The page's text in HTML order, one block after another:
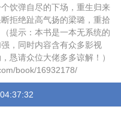
饮弹自尽的下场，重生归来
拒绝趾高气扬的梁璐，重拾
提示：本书是一本无系统的
，同时内容含有众多影视
恳请众位大佬多多谅解！）
book/16932178/